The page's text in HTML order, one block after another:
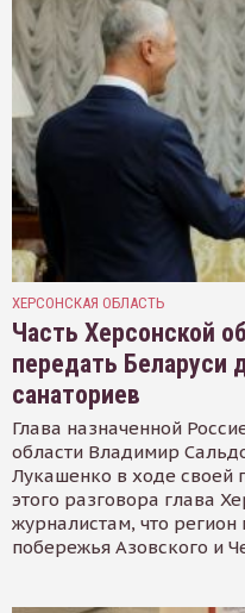
ХЕРСОНСКАЯ ОБЛАСТЬ
Часть Херсонской
передать Беларуси
санаториев
Глава назначенной
области Владимир
Лукашенко в ходе своей
этого разговора глава
журналистам, что регион
побережья Азовского и